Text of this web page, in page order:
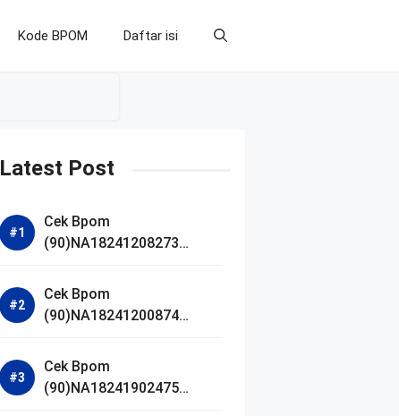
Kode BPOM Daftar isi
Latest Post
Cek Bpom
(90)NA18241208273
Bright Radiance Face
Wash
Cek Bpom
(90)NA18241200874
Acne Calm Micellar Water
Cek Bpom
(90)NA18241902475